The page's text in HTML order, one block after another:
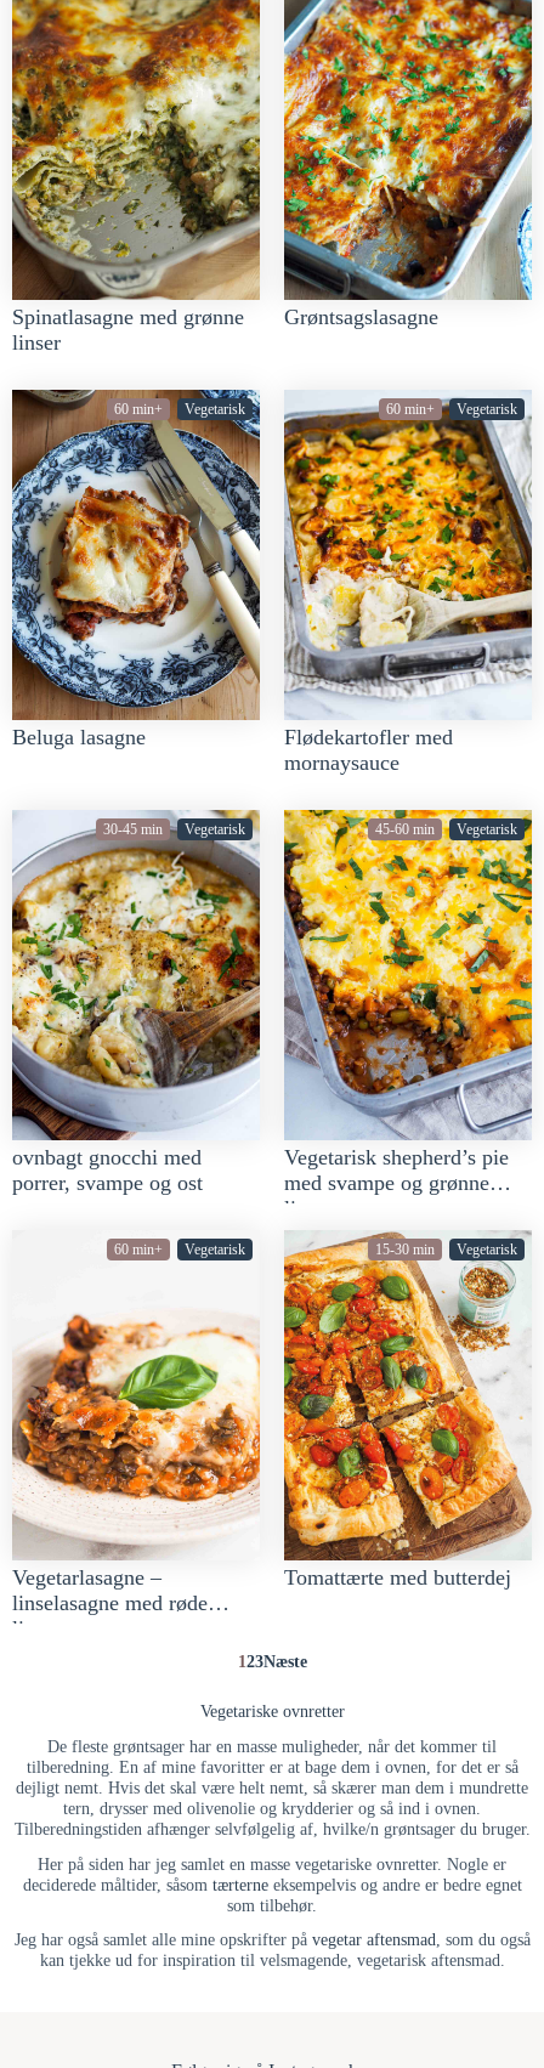
Spinatlasagne med grønne
linser
Grøntsagslasagne
60 min+ Vegetarisk
Beluga lasagne
60 min+ Vegetarisk
Flødekartofler med
mornaysauce
30-45 min Vegetarisk
ovnbagt gnocchi med
porrer, svampe og ost
45-60 min Vegetarisk
Vegetarisk shepherd’s pie
med svampe og grønne
linser
60 min+ Vegetarisk
Vegetarlasagne –
linselasagne med røde
linser og grøntsager
15-30 min Vegetarisk
Tomattærte med butterdej
123Næste
Vegetariske ovnretter
De fleste grøntsager har en masse muligheder, når det kommer til
tilberedning. En af mine favoritter er at bage dem i ovnen, for det er så
dejligt nemt. Hvis det skal være helt nemt, så skærer man dem i mundrette
tern, drysser med olivenolie og krydderier og så ind i ovnen.
Tilberedningstiden afhænger selvfølgelig af, hvilke/n grøntsager du bruger.
Her på siden har jeg samlet en masse vegetariske ovnretter. Nogle er
deciderede måltider, såsom tærterneeksempelvis og andre er bedre egnet
som tilbehør.
Jeg har også samlet alle mine opskrifter på vegetar aftensmad, som du også
kan tjekke ud for inspiration til velsmagende, vegetarisk aftensmad.